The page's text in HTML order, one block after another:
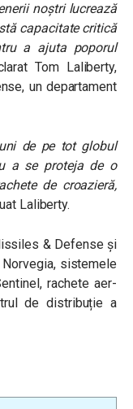
noștri lucrează
capacitate critică
a ajuta poporul
Tom Laliberty,
un departament
de pe tot globul
a se proteja de o
de croazieră,
Laliberty.
& Defense și
sistemele
rachete aer-
de distribuție a